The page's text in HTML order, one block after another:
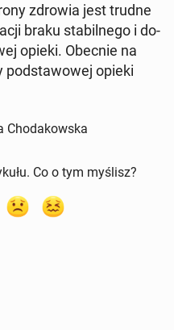
zdrowia jest trudne
braku sta­bil­ne­go i do­
opieki. Obecnie na
pod­sta­wo­wej opieki
Chodakowska
Co o tym myślisz?